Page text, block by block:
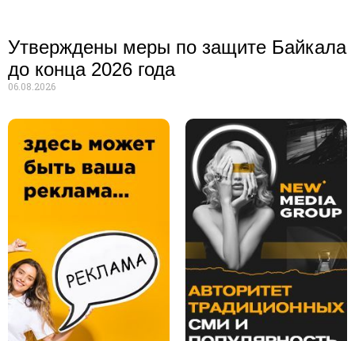
Утверждены меры по защите Байкала
до конца 2026 года
06.08.2026